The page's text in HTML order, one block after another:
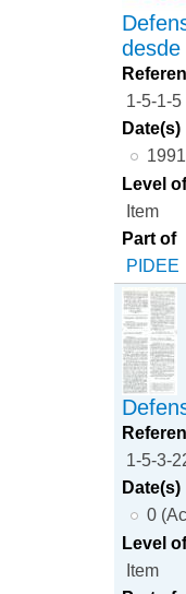
1-5-1-5
Date(s)
Level
Item
Part of
PIDEE
1-5-3-
Date(s)
0
Level
Item